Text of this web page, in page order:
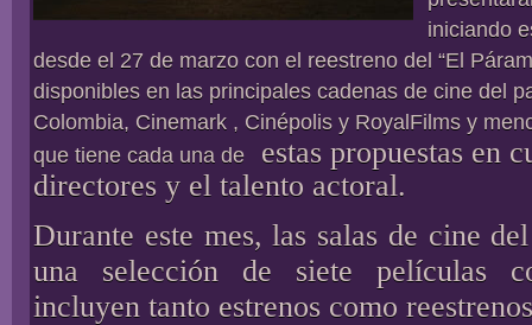
iniciando
desde el 27 de marzo con el reestreno del “El
disponibles en las principales cadenas de cine del
Colombia, Cinemark , Cinépolis y RoyalFilms y
que tiene cada una de
estas propuestas en
directores y el talento actoral.
Durante este mes, las salas de cine
una selección de siete películas
incluyen tanto estrenos como